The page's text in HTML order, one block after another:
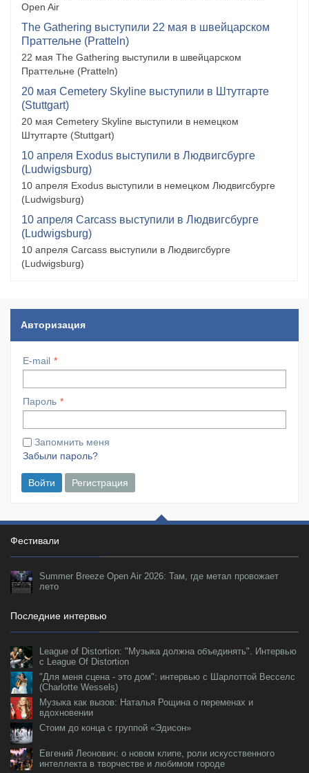
Open Air
The Gathering выступили 22 мая в швейцарском
Праттельне (Pratteln)
22 мая The Gathering выступили в швейцарском
Праттельне (Pratteln)
20 мая Cemetery Skyline выступили в Штутгарте
(Stuttgart)
20 мая Cemetery Skyline выступили в немецком
Штутгарте (Stuttgart)
10 апреля Exodus выступили в Людвигсбурге
(Ludwigsburg)
10 апреля Exodus выступили в немецком Людвигсбурге
(Ludwigsburg)
10 апреля Carcass выступили в Людвигсбурге
(Ludwigsburg)
10 апреля Carcass выступили в Людвигсбурге
(Ludwigsburg)
Авторизация
E-mail
Пароль
Запомнить меня
Забыли пароль?
Войти Регистрация
Фестивали
Summer Breeze Open Air 2026: Там, где метал провожает
лето
Последние интервью
League of Distortion: "Музыка должна объединять". Интервью
с League Of Distortion
"Для меня сцена - это дом": интервью с Шарлоттой Весселс
(Charlotte Wessels)
Музыка как вызов: Наталья Рощина о переменах и
вдохновении
Стоим до конца с группой «Эдисон»
Евгений Леонович: о новом клипе, роли искусственного
интеллекта в творчестве и любимом городе